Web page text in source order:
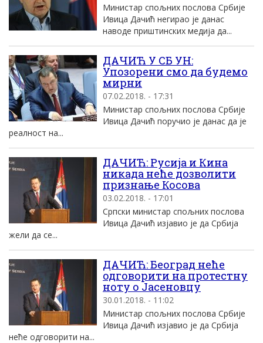
Министар спољних послова Србије
Ивица Дачић негирао је данас
наводе приштинских медија да...
ДАЧИЋ У СБ УН:
Упозорени смо да будемо
мирни
07.02.2018. - 17:31
Министар спољних послова Србије
Ивица Дачић поручио је данас да је
реaлност на...
ДАЧИЋ: Русија и Кина
никада неће дозволити
признање Косова
03.02.2018. - 17:01
Српски министар спољних послова
Ивица Дачић изјавио је да Србија
жели да се...
ДАЧИЋ: Београд неће
одговорити на протестну
ноту о Јасеновцу
30.01.2018. - 11:02
Министар спољних послова Србије
Ивица Дачић изјавио је да Србија
неће одговорити на...